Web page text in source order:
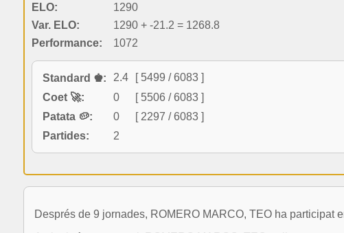
ELO:
1290
Var. ELO:
1290 + -21.2 = 1268.8
Performance:
1072
Standard ♚: 2.4
[ 5499 / 6083 ]
Coet 🚀:
0
[ 5506 / 6083 ]
Patata 🥔:
0
[ 2297 / 6083 ]
Partides:
2
Després de 9 jornades, ROMERO MARCO, TEO ha participat